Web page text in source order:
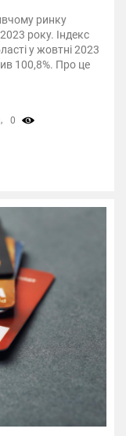
ринку
року. Індекс
у жовтні 2023
100,8%. Про це
0